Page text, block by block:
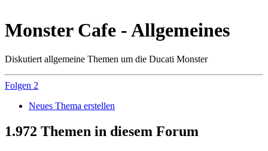
Monster Cafe - Allgemeines
Diskutiert allgemeine Themen um die Ducati Monster
Folgen 2
Neues Thema erstellen
1.972 Themen in diesem Forum